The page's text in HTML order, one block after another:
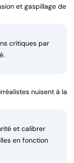
et gaspillage de
critiques par
nuisent à la
et calibrer
en fonction